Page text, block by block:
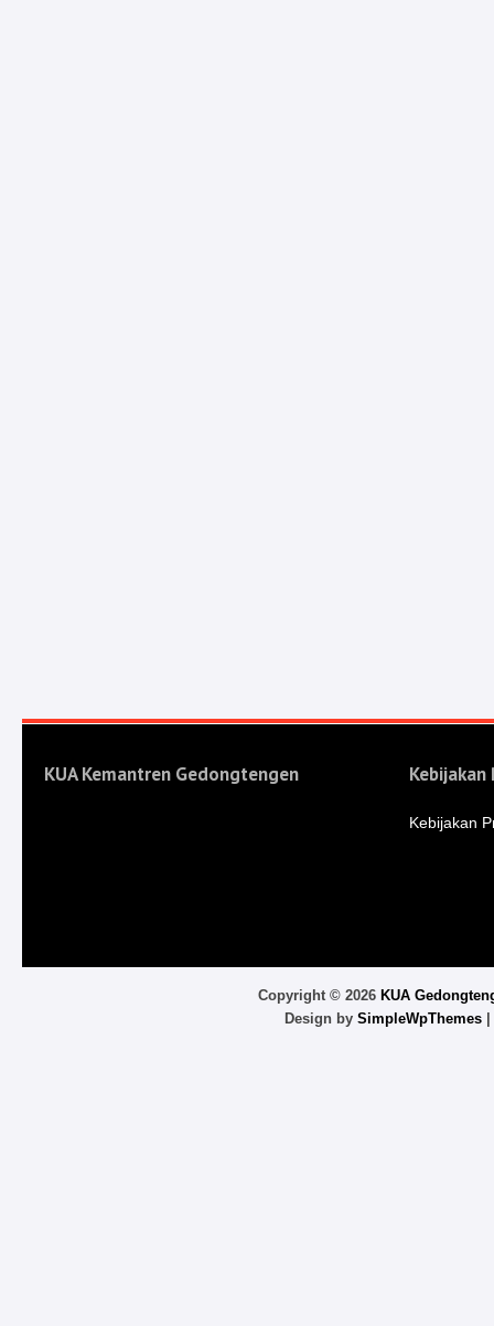
KUA Kemantren Gedongtengen Kebijakan
Kebijakan
Copyright © 2026 KUA
Design by SimpleWpThemes